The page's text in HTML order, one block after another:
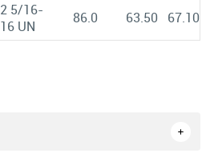
2 5/16-
16 UN
86.0 63.50 67.10